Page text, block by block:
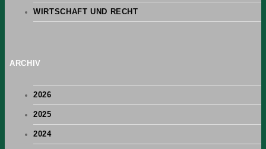
WIRTSCHAFT UND RECHT
ARCHIV
2026
2025
2024